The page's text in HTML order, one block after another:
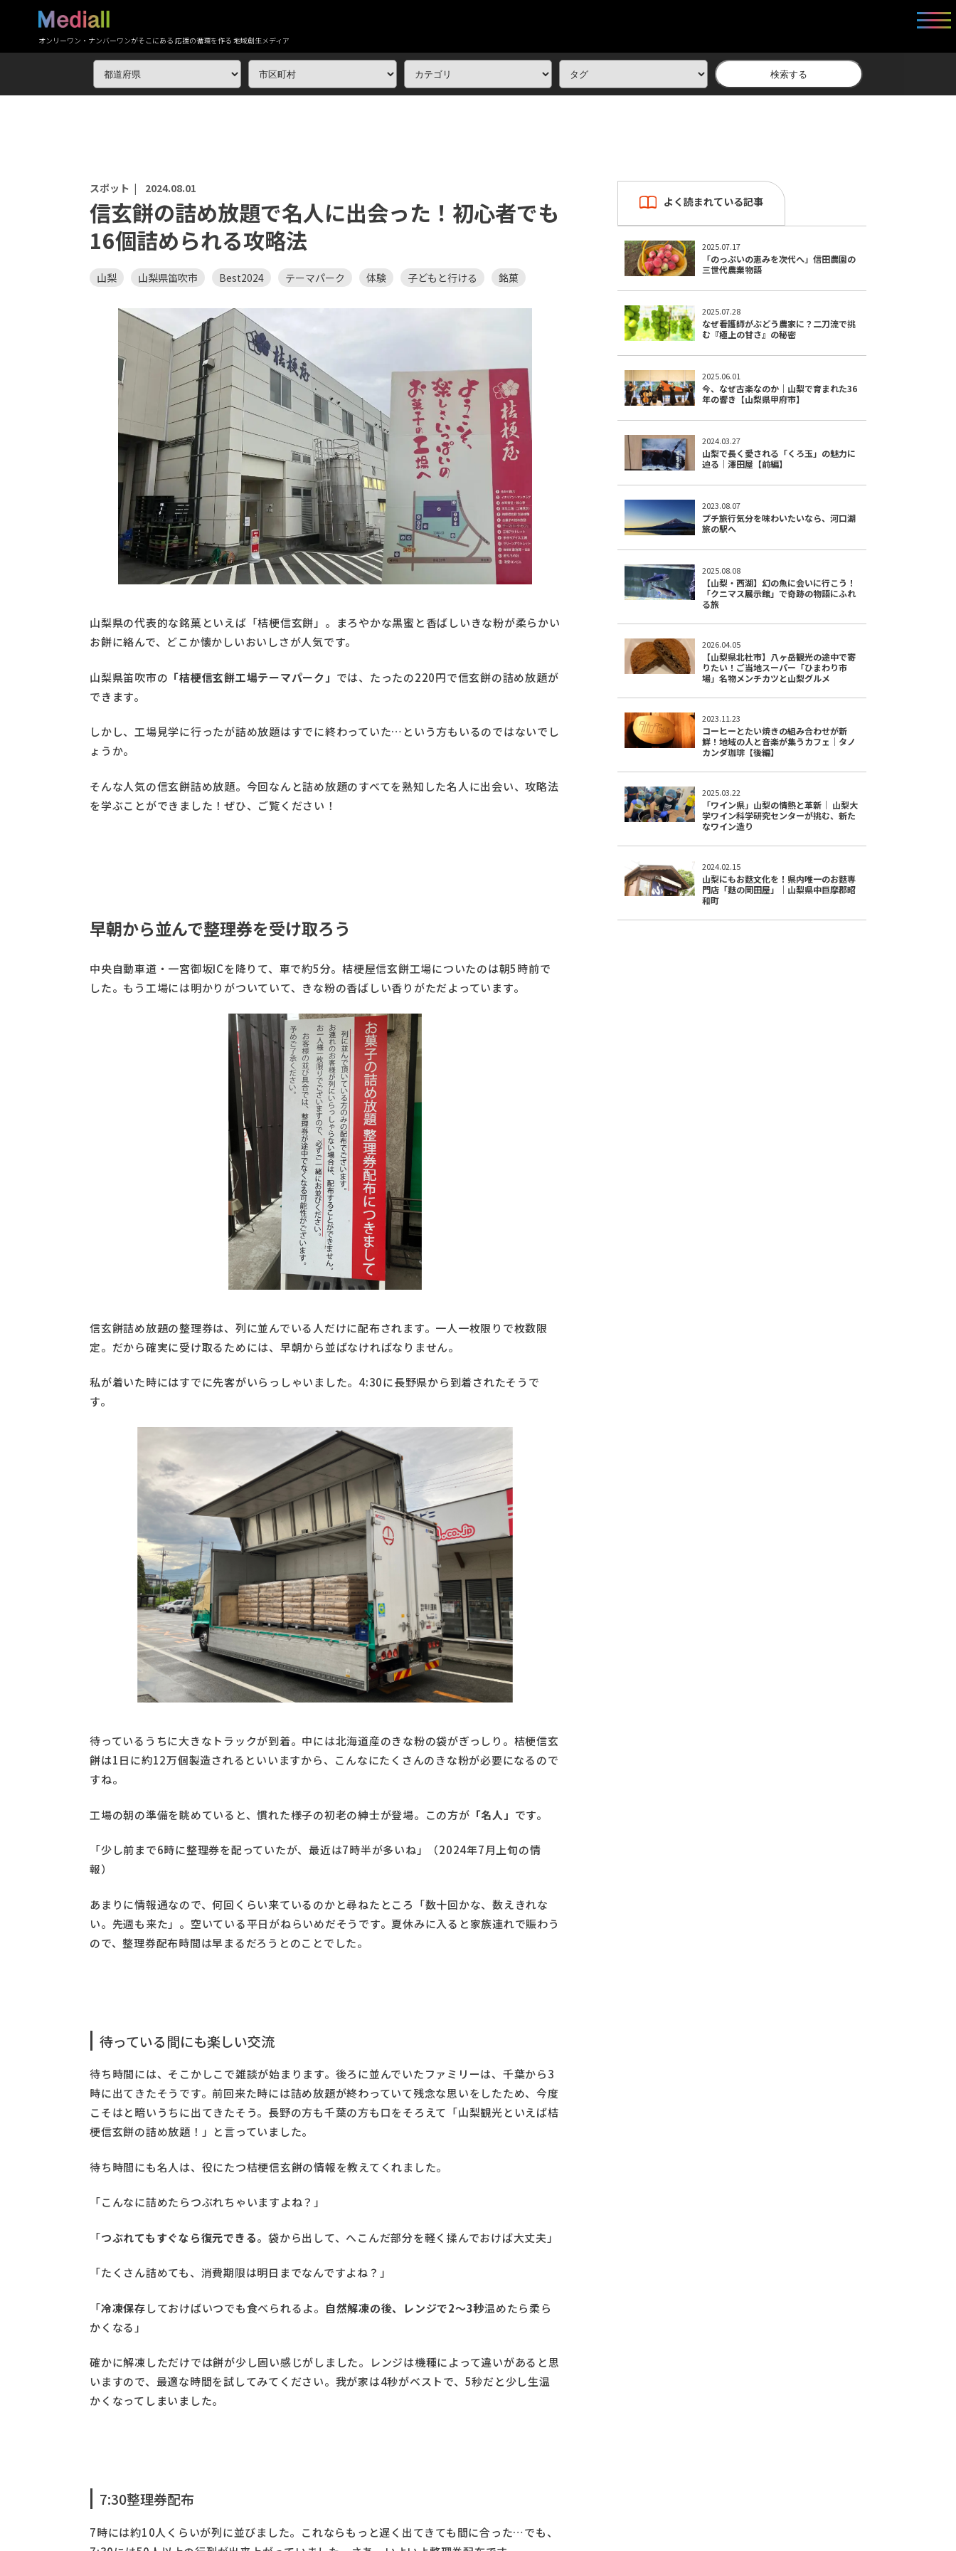
オンリーワン・ナンバーワンがそこにある 応援の循環を作る 地域創生メディア
検索する
スポット | 2024.08.01
信玄餅の詰め放題で名人に出会った！初心者でも
16個詰められる攻略法
山梨 山梨県笛吹市 Best2024 テーマパーク 体験 子どもと行ける 銘菓
山梨県の代表的な銘菓といえば「桔梗信玄餅」。まろやかな黒蜜と香ばしいきな粉が柔らかい
お餅に絡んで、どこか懐かしいおいしさが人気です。
山梨県笛吹市の 「桔梗信玄餅工場テーマパーク」 では、たったの220円で信玄餅の詰め放題が
できます。
しかし、工場見学に行ったが詰め放題はすでに終わっていた…という方もいるのではないでし
ょうか。
そんな人気の信玄餅詰め放題。今回なんと詰め放題のすべてを熟知した名人に出会い、攻略法
を学ぶことができました！ぜひ、ご覧ください！
早朝から並んで整理券を受け取ろう
中央自動車道・一宮御坂ICを降りて、車で約5分。桔梗屋信玄餅工場についたのは朝5時前で
した。もう工場には明かりがついていて、きな粉の香ばしい香りがただよっています。
信玄餅詰め放題の整理券は、列に並んでいる人だけに配布されます。一人一枚限りで枚数限
定。だから確実に受け取るためには、早朝から並ばなければなりません。
私が着いた時にはすでに先客がいらっしゃいました。4:30に長野県から到着されたそうで
す。
待っているうちに大きなトラックが到着。中には北海道産のきな粉の袋がぎっしり。桔梗信玄
餅は1日に約12万個製造されるといいますから、こんなにたくさんのきな粉が必要になるので
すね。
工場の朝の準備を眺めていると、慣れた様子の初老の紳士が登場。この方が 「名人」 です。
「少し前まで6時に整理券を配っていたが、最近は7時半が多いね」（2024年7月上旬の情
報）
あまりに情報通なので、何回くらい来ているのかと尋ねたところ「数十回かな、数えきれな
い。先週も来た」。空いている平日がねらいめだそうです。夏休みに入ると家族連れで賑わう
ので、整理券配布時間は早まるだろうとのことでした。
待っている間にも楽しい交流
待ち時間には、そこかしこで雑談が始まります。後ろに並んでいたファミリーは、千葉から3
時に出てきたそうです。前回来た時には詰め放題が終わっていて残念な思いをしたため、今度
こそはと暗いうちに出てきたそう。長野の方も千葉の方も口をそろえて「山梨観光といえば桔
梗信玄餅の詰め放題！」と言っていました。
待ち時間にも名人は、役にたつ桔梗信玄餅の情報を教えてくれました。
「こんなに詰めたらつぶれちゃいますよね？」
「つぶれてもすぐなら復元できる。袋から出して、へこんだ部分を軽く揉んでおけば大丈夫」
「たくさん詰めても、消費期限は明日までなんですよね？」
「冷凍保存しておけばいつでも食べられるよ。 自然解凍の後、レンジで2〜3秒温めたら柔ら
かくなる」
確かに解凍しただけでは餅が少し固い感じがしました。レンジは機種によって違いがあると思
いますので、最適な時間を試してみてください。我が家は4秒がベストで、5秒だと少し生温
かくなってしまいました。
7:30整理券配布
7時には約10人くらいが列に並びました。これならもっと遅く出てきても間に合った…でも、
よく読まれている記事
2025.07.17
「のっぷいの恵みを次代へ」信田農園の
三世代農業物語
2025.07.28
なぜ看護師がぶどう農家に？二刀流で挑
む『極上の甘さ』の秘密
2025.06.01
今、なぜ古楽なのか｜山梨で育まれた36
年の響き【山梨県甲府市】
2024.03.27
山梨で長く愛される「くろ玉」の魅力に
迫る｜澤田屋【前編】
2023.08.07
プチ旅行気分を味わいたいなら、河口湖
旅の駅へ
2025.08.08
【山梨・西湖】幻の魚に会いに行こう！
「クニマス展示館」で奇跡の物語にふれ
る旅
2026.04.05
【山梨県北杜市】八ヶ岳観光の途中で寄
りたい！ご当地スーパー「ひまわり市
場」名物メンチカツと山梨グルメ
2023.11.23
コーヒーとたい焼きの組み合わせが新
鮮！地域の人と音楽が集うカフェ｜タノ
カンダ珈琲【後編】
2025.03.22
「ワイン県」山梨の情熱と革新｜ 山梨大
学ワイン科学研究センターが挑む、新た
なワイン造り
2024.02.15
山梨にもお麩文化を！県内唯一のお麩専
門店「麩の岡田屋」｜山梨県中巨摩郡昭
和町